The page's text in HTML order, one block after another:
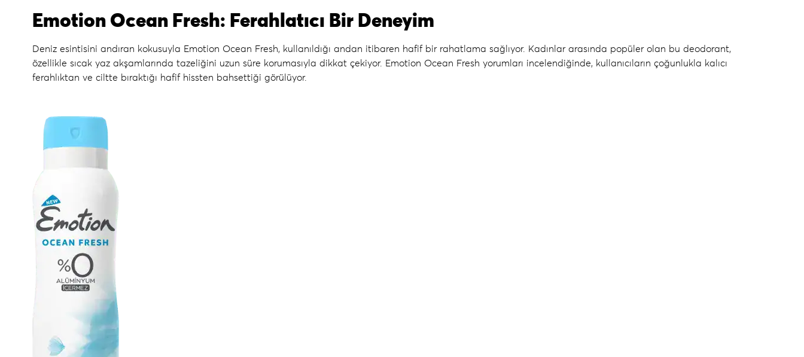
Emotion Ocean Fresh: Ferahlatıcı Bir Deneyim
Deniz esintisini andıran kokusuyla Emotion Ocean Fresh, kullanıldığı andan itibaren hafif bir rahatlama sağlıyor. Kadınlar arasında popüler olan bu deodorant,
özellikle sıcak yaz akşamlarında tazeliğini uzun süre korumasıyla dikkat çekiyor. Emotion Ocean Fresh yorumları incelendiğinde, kullanıcıların çoğunlukla kalıcı
ferahlıktan ve ciltte bıraktığı hafif hissten bahsettiği görülüyor.